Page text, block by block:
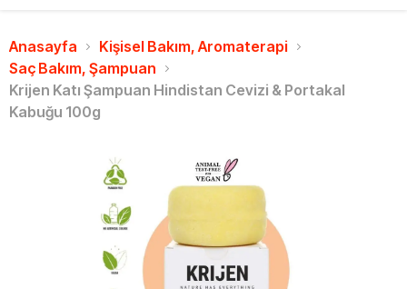
Anasayfa
Kişisel Bakım, Aromaterapi
Saç Bakım, Şampuan
Krijen Katı Şampuan Hindistan Cevizi & Portakal
Kabuğu 100g